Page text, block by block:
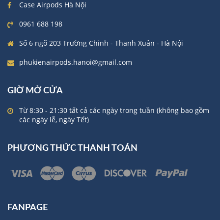
Case Airpods Hà Nội
0961 688 198
Số 6 ngõ 203 Trường Chinh - Thanh Xuân - Hà Nội
phukienairpods.hanoi@gmail.com
GIỜ MỞ CỬA
Từ 8:30 - 21:30 tất cả các ngày trong tuần (không bao gồm
các ngày lễ, ngày Tết)
PHƯƠNG THỨC THANH TOÁN
FANPAGE